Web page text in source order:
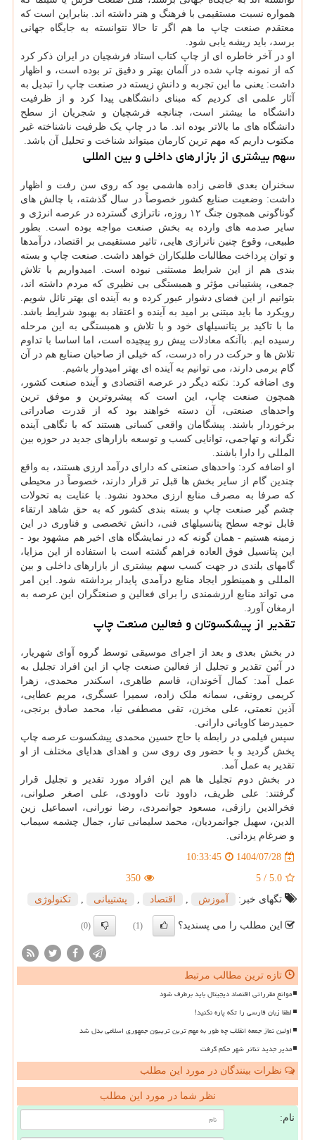
همواره نسبت مستقیمی با فرهنگ و هنر داشته اند. بنابراین است که
معتقدم صنعت چاپ ما هم اگر تا حالا نتوانسته به جایگاه جهانی
برسد، باید ریشه یابی شود.
او در آخر خاطره ای از چاپ کتاب استاد فرشچیان در ایران ذکر کرد
که از نمونه چاپ شده در آلمان بهتر و دقیق تر بوده است، و اظهار
داشت: یعنی ما این تجربه و دانشِ زیسته در صنعت چاپ را تبدیل به
آثار علمی ای کردیم که مبنای دانشگاهی پیدا کرد و از ظرفیت
دانشگاه ما بیشتر است، چنانچه فرشچیان و شجریان از سطح
دانشگاه های ما بالاتر بوده اند. ما در چاپ یک ظرفیت ناشناخته غیر
مکتوب داریم که مهم ترین کارمان میتواند شناخت و تحلیل آن باشد.
سهم بیشتری از بازارهای داخلی و بین المللی
سخنران بعدی قاضی زاده هاشمی بود که روی سن رفت و اظهار
داشت: وضعیت صنایع کشور خصوصاً در سال گذشته، با چالش های
گوناگونی همچون جنگ ۱۲ روزه، ناترازی گسترده در عرصه انرژی و
سایر صدمه های وارده به بخش صنعت مواجه بوده است. بطور
طبیعی، وقوع چنین ناترازی هایی، تاثیر مستقیمی بر اقتصاد، درآمدها
و توان پرداخت مطالبات طلبکاران خواهد داشت. صنعت چاپ و بسته
بندی هم از این شرایط مستثنی نبوده است. امیدواریم با تلاش
جمعی، پشتیبانی مؤثر و همبستگی بی نظیری که مردم داشته اند،
بتوانیم از این فضای دشوار عبور کرده و به آینده ای بهتر نائل شویم.
رویکرد ما باید مبتنی بر امید به آینده و اعتقاد به بهبود شرایط باشد.
ما با تاکید بر پتانسیلهای خود و با تلاش و همبستگی به این مرحله
رسیده ایم. باآنکه معادلات پیش رو پیچیده است، اما اساسا با تداوم
تلاش ها و حرکت در راه درست، که خیلی از صاحبان صنایع هم در آن
گام برمی دارند، می توانیم به آینده ای بهتر امیدوار باشیم.
وی اضافه کرد: نکته دیگر در عرصه اقتصادی و آینده صنعت کشور،
همچون صنعت چاپ، این است که پیشروترین و موفق ترین
واحدهای صنعتی، آن دسته خواهند بود که از قدرت صادراتی
برخوردار باشند. پیشگامان واقعی کسانی هستند که با نگاهی آینده
نگرانه و تهاجمی، توانایی کسب و توسعه بازارهای جدید در حوزه بین
المللی را دارا باشند.
او اضافه کرد: واحدهای صنعتی که دارای درآمد ارزی هستند، به واقع
چندین گام از سایر بخش ها قبل تر قرار دارند، خصوصاً در محیطی
که صرفا به مصرف منابع ارزی محدود نشود. با عنایت به تحولات
چشم گیر صنعت چاپ و بسته بندی کشور که به حق شاهد ارتقاء
قابل توجه سطح پتانسیلهای فنی، دانش تخصصی و فناوری در این
زمینه هستیم - همان گونه که در نمایشگاه های اخیر هم مشهود بود -
این پتانسیل فوق العاده فراهم گشته است با استفاده از این مزایا،
گامهای بلندی در جهت کسب سهم بیشتری از بازارهای داخلی و بین
المللی و همینطور ایجاد منابع درآمدی پایدار برداشته شود. این امر
می تواند منابع ارزشمندی را برای فعالین و صنعتگران این عرصه به
ارمغان آورد.
تقدیر از پیشکسوتان و فعالین صنعت چاپ
در بخش بعدی و بعد از اجرای موسیقی توسط گروه آوای شهریار،
در آئین تقدیر و تجلیل از فعالین صنعت چاپ از این افراد تجلیل به
عمل آمد: کمال آخوندان، قاسم طاهری، اسکندر محمدی، زهرا
کریمی رونقی، سمانه ملک زاده، سمیرا عسگری، مریم عطایی،
آذین نعمتی، علی مخزن، تقی مصطفی نیا، محمد صادق برنجی،
حمیدرضا کاویانی دارانی.
سپس فیلمی در رابطه با حاج حسین محمدی پیشکسوت عرصه چاپ
پخش گردید و با حضور وی روی سن و اهدای هدایای مختلف از او
تقدیر به عمل آمد.
در بخش دوم تجلیل ها هم این افراد مورد تقدیر و تجلیل قرار
گرفتند: علی ظریف، داوود تات داوودی، علی اصغر صلوانی،
فخرالدین رازقی، مسعود جوانمردی، رضا نورانی، اسماعیل زین
الدین، سهیل جوانمردیان، محمد سلیمانی تبار، جمال چشمه سیماب
و ضرغام یزدانی.
1404/07/28
10:33:45
5.0
/
5
350
تگهای خبر:
آموزش , اقتصاد , پشتیبانی , تكنولوژی
این مطلب را می پسندید؟ (1)
(0)
تازه ترین مطالب مرتبط
موانع مقرراتی اقتصاد دیجیتال باید برطرف شود
لطفا زبان فارسی را تکه پاره نکنید!
اولین نماز جمعه انقلاب چه طور به مهم ترین تریبون جمهوری اسلامی بدل شد
مدیر جدید تئاتر شهر حکم گرفت
نظرات بینندگان در مورد این مطلب
نظر شما در مورد این مطلب
نام: